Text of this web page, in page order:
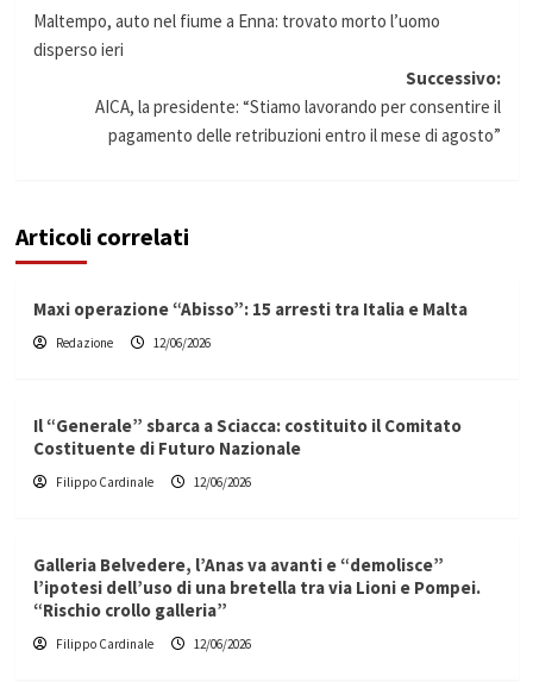
articolo
Maltempo, auto nel fiume a Enna: trovato morto l’uomo
disperso ieri
Successivo:
AICA, la presidente: “Stiamo lavorando per consentire il
pagamento delle retribuzioni entro il mese di agosto”
Articoli correlati
Maxi operazione “Abisso”: 15 arresti tra Italia e Malta
Redazione 12/06/2026
Il “Generale” sbarca a Sciacca: costituito il Comitato
Costituente di Futuro Nazionale
Filippo Cardinale 12/06/2026
Galleria Belvedere, l’Anas va avanti e “demolisce”
l’ipotesi dell’uso di una bretella tra via Lioni e Pompei.
“Rischio crollo galleria”
Filippo Cardinale 12/06/2026